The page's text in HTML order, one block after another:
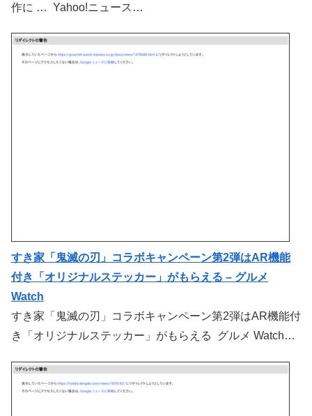
作に … Yahoo!ニュース…
すき家「鬼滅の刃」コラボキャンペーン第2弾はAR機能
付き「オリジナルステッカー」がもらえる – グルメ
Watch
すき家「鬼滅の刃」コラボキャンペーン第2弾はAR機能付
き「オリジナルステッカー」がもらえる グルメ Watch…